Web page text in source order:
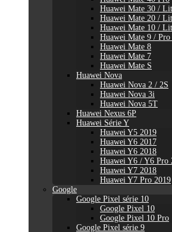
Huawei Mate 30 /
Huawei Mate 20 /
Huawei Mate 10 /
Huawei Mate 9 /
Huawei Mate 8
Huawei Mate 7
Huawei Mate S
Huawei Nova
Huawei Nova 2 / 2S
Huawei Nova 3i
Huawei Nova 5T
Huawei Nexus 6P
Huawei Série Y
Huawei Y5 2019
Huawei Y6 2017
Huawei Y6 2018
Huawei Y6 / Y6 Pro
Huawei Y7 2018
Huawei Y7 Pro 2019
Google
Google Pixel série 10
Google Pixel 10
Google Pixel 10 Pro
Google Pixel série 9